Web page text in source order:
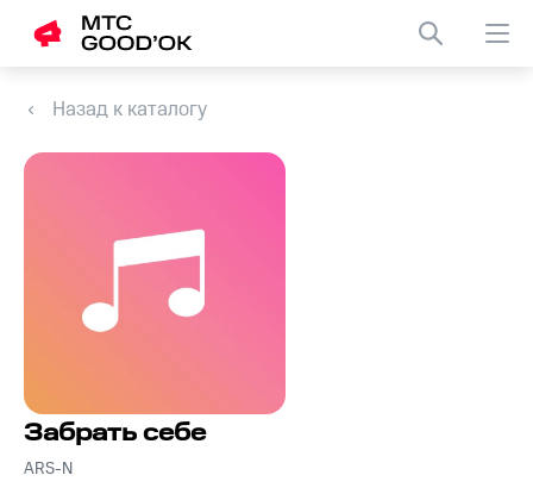
Назад к каталогу
Забрать себе
ARS-N